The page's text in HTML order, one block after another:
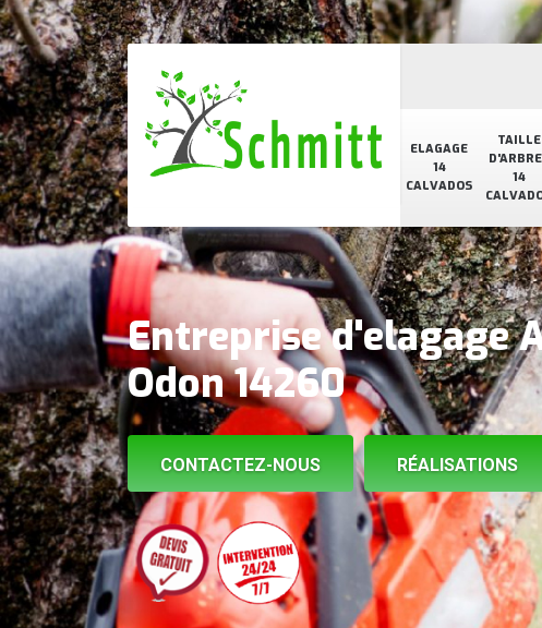
ELAGAGE
14
CALVADOS
TAILLE
14
Entreprise d'elagage
Odon 14260
CONTACTEZ-NOUS RÉALISATIONS